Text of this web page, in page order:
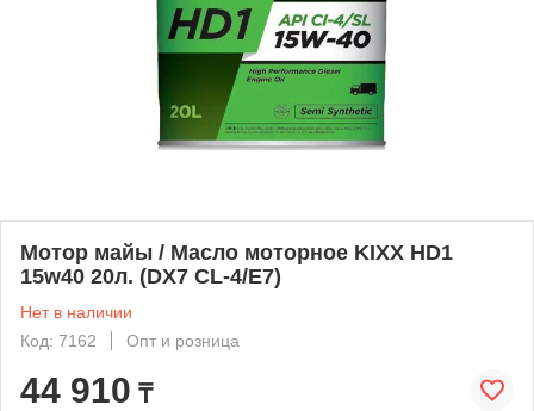
Мотор майы / Масло моторное KIXX НD1
15w40 20л. (DX7 CL-4/E7)
Нет в наличии
Код: 7162
Опт и розница
44 910 ₸